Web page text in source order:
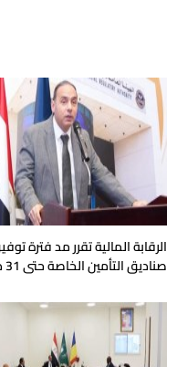
الرقابة المالية تقرر مد فترة